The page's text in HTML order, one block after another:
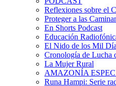
Reflexiones sobre el
Proteger a las
En Shorts Podcast
Educación
El Nido de los Mil
Cronología de Lucha
La Mujer Rural
AMAZONÍA
Runa Hampi: Serie